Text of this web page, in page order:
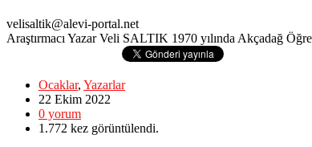
velisaltik@alevi-portal.net
Araştırmacı Yazar Veli SALTIK 1970 yılında Akçadağ
Ocaklar, Yazarlar
22 Ekim 2022
0 yorum
1.772 kez görüntülendi.